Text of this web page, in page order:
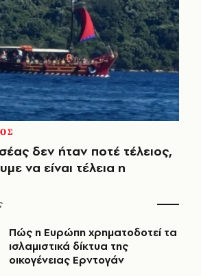
δεν ήταν ποτέ τέλειος,
να είναι τέλεια η
Πώς η Ευρώπη χρηματοδοτεί τα
ισλαμιστικά δίκτυα της
οικογένειας Ερντογάν